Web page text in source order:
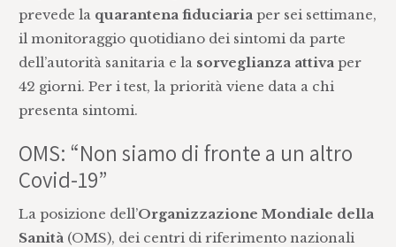
prevede la quarantena fiduciaria per sei settimane,
il monitoraggio quotidiano dei sintomi da parte
dell’autorità sanitaria e la sorveglianza attivaper
42 giorni. Per i test, la priorità viene data a chi
presenta sintomi.
OMS: “Non siamo di fronte a un altro
Covid-19”
La posizione dell’Organizzazione Mondiale della
Sanità (OMS), dei centri di riferimento nazionali